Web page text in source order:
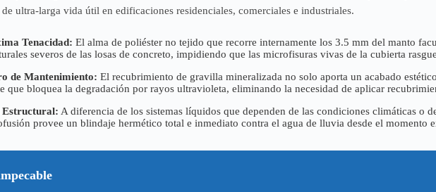
ultra-larga vida útil en edificaciones residenciales, comerciales e industriales.
Tenacidad: El alma de poliéster no tejido que recorre internamente los 3.5 mm del manto
severos de las losas de concreto, impidiendo que las microfisuras vivas de la cubierta
de Mantenimiento: El recubrimiento de gravilla mineralizada no solo aporta un acabado
que bloquea la degradación por rayos ultravioleta, eliminando la necesidad de aplicar
Estructural: A diferencia de los sistemas líquidos que dependen de las condiciones climáticas o
provee un blindaje hermético total e inmediato contra el agua de lluvia desde el momento